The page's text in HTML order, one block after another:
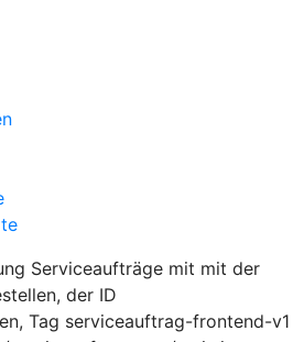
Serviceaufträge mit mit der
der ID
Tag serviceauftrag-frontend-v1